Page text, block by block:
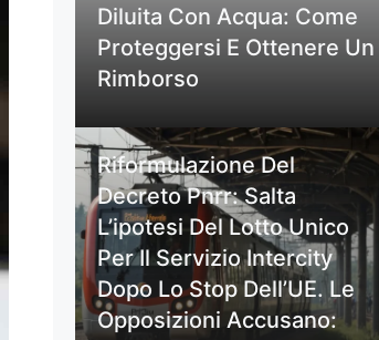
Diluita Con Acqua: Come
Proteggersi E Ottenere Un
Rimborso
Riformulazione Del
Decreto Pnrr: Salta
L’ipotesi Del Lotto Unico
Per Il Servizio Intercity
Dopo Lo Stop Dell’UE. Le
Opposizioni Accusano: